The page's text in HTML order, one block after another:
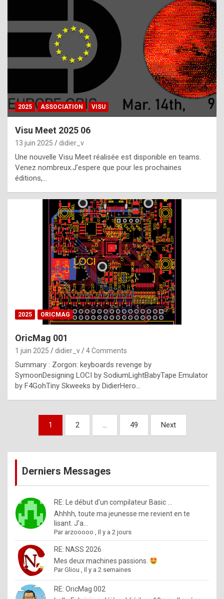
h
a
t
t
e
b
e
s
t
p
h
o
n
y
l
e
x
a
%
m
a
d
b
y
2025 ASSOCIATION VISU
Visu Meet 2025 06
13 juin 2025 didier_v
Une nouvelle Visu Meet réalisée est disponible en teams.
Venez nombreux.J’espere que pour les prochaines
éditions,…
2025 ORICMAG
OricMag 001
1 juin 2025 didier_v 4 Comments
Summary : Zorgon: keyboards revenge by
SymoonDesigning LOCI by SodiumLightBabyTape Emulator
by F4GohTiny Skweeks by DidierHero…
Pagination
publications
1 2 … 49 Next
Derniers Messages
RE: Le début d'un compilateur Basic ...
Ahhhh, toute ma jeunesse me revient en te
lisant. J'a...
Par arzooooo ,Il y a 2 jours
RE: NASS 2026
Mes deux machines passions.
ParGliou ,Il y a 2 semaines
RE: OricMag 002